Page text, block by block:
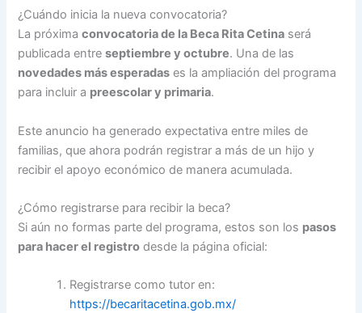
¿Cuándo inicia la nueva convocatoria?
La próximaconvocatoria de la Beca Rita Cetina será
publicada entreseptiembre y octubre. Una de las
novedades más esperadas es la ampliación del programa
para incluir a preescolar y primaria.
Este anuncio ha generado expectativa entre miles de
familias, que ahora podrán registrar a más de un hijo y
recibir el apoyo económico de manera acumulada.
¿Cómo registrarse para recibir la beca?
Si aún no formas parte del programa, estos son los pasos
para hacer el registro desde la página oficial:
Registrarse como tutor en:
https://becaritacetina.gob.mx/